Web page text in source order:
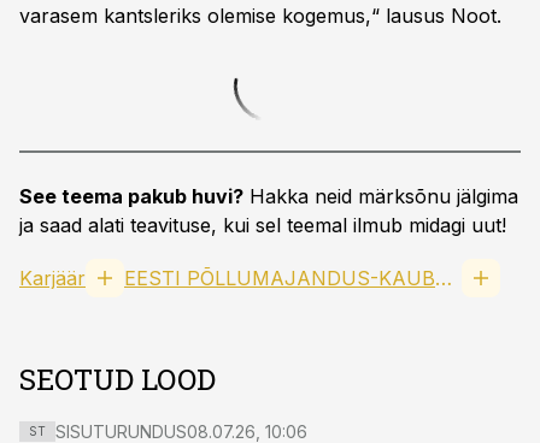
varasem kantsleriks olemise kogemus,“ lausus Noot.
See teema pakub huvi? Hakka neid märksõnu jälgima
ja saad alati teavituse, kui sel teemal ilmub midagi uut!
Karjäär EESTI PÕLLUMAJANDUS-KAUBANDUSKODA MTÜ
SEOTUD LOOD
ST SISUTURUNDUS08.07.26, 10:06